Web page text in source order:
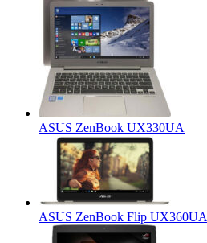
ASUS ZenBook UX330UA
ASUS ZenBook Flip UX360UA